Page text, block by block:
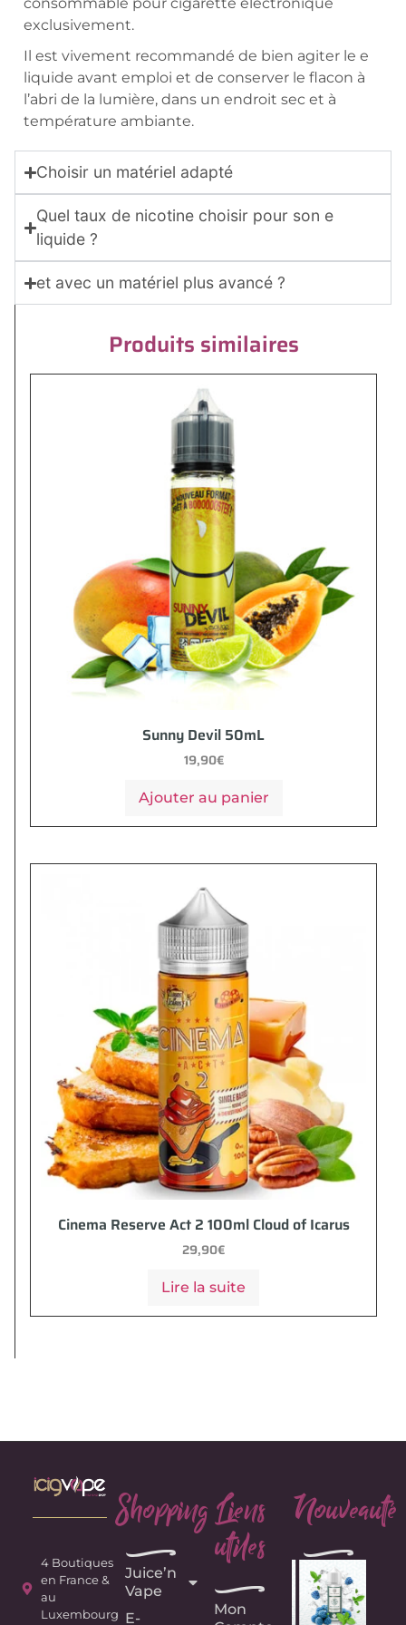
exclusivement.
Il est vivement recommandé de bien agiter le e
liquide avant emploi et de conserver le flacon à
l’abri de la lumière, dans un endroit sec et à
température ambiante.
Choisir un matériel adapté
Quel taux de nicotine choisir pour son e
liquide ?
et avec un matériel plus avancé ?
Produits similaires
Sunny Devil 50mL
19,90€
Ajouter au panier
Cinema Reserve Act 2 100ml Cloud of Icarus
29,90€
Lire la suite
4 Boutiques
en France &
au
Luxembourg
Shopping
e
Juice’n
Vape
E-
Liens
utiles
e
Mon
Nouveauté
e